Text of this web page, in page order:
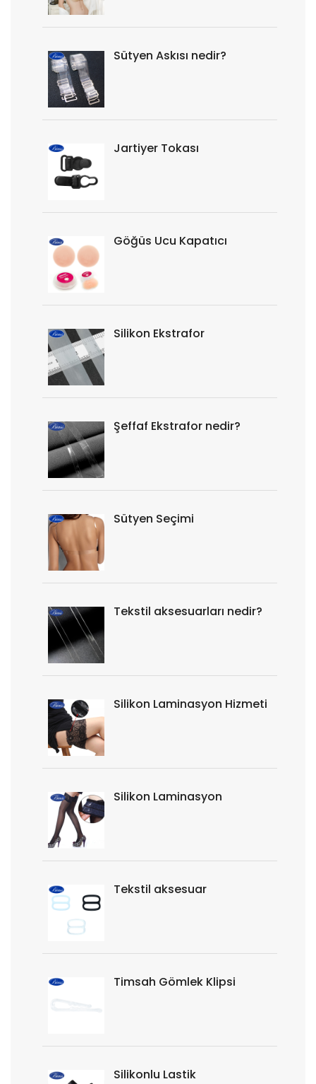
Sütyen Askısı nedir?
Jartiyer Tokası
Göğüs Ucu Kapatıcı
Silikon Ekstrafor
Şeffaf Ekstrafor nedir?
Sütyen Seçimi
Tekstil aksesuarları nedir?
Silikon Laminasyon Hizmeti
Silikon Laminasyon
Tekstil aksesuar
Timsah Gömlek Klipsi
Silikonlu Lastik